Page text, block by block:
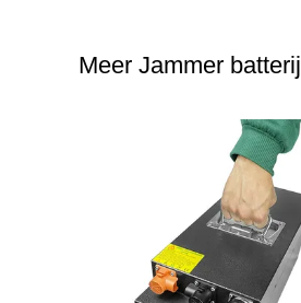
Meer Jammer batterij